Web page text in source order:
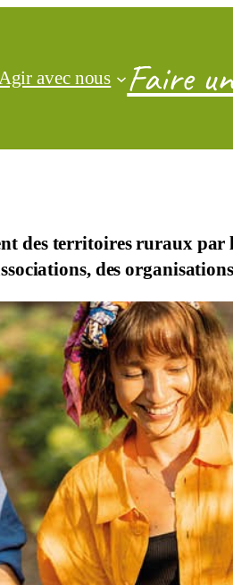
avec nous Faire
des territoires ruraux par
des